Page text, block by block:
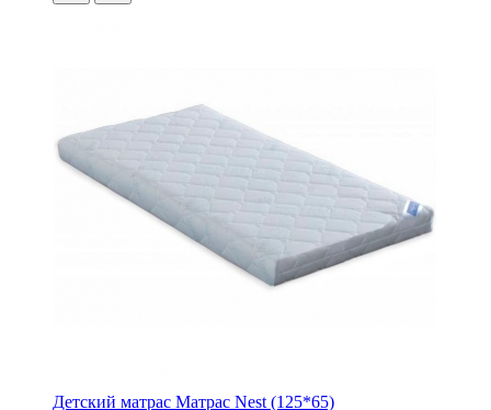
Детский матрас Матрас Nest (125*65)